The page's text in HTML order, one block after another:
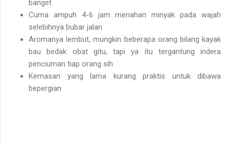
banget
Cuma ampuh 4-6 jam menahan minyak pada wajah
selebihnya bubar jalan
Aromanya lembut, mungkin beberapa orang bilang kayak
bau bedak obat gitu, tapi ya itu tergantung indera
penciuman tiap orang sih
Kemasan yang lama kurang praktis untuk dibawa
bepergian